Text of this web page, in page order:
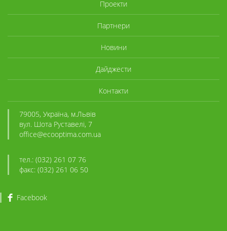
Проекти
Партнери
Новини
Дайджести
Контакти
79005, Україна, м.Львів
вул. Шота Руставелі, 7
office@ecooptima.com.ua
тел.: (032) 261 07 76
факс: (032) 261 06 50
Facebook